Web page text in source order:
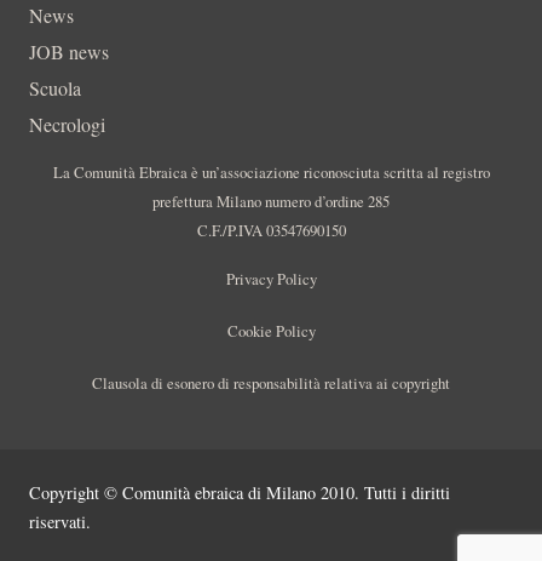
News
JOB news
Scuola
Necrologi
La Comunità Ebraica è un’associazione riconosciuta scritta al registro
prefettura Milano numero d’ordine 285
C.F./P.IVA 03547690150
Privacy Policy
Cookie Policy
Clausola di esonero di responsabilità relativa ai copyright
Copyright © Comunità ebraica di Milano 2010. Tutti i diritti
riservati.